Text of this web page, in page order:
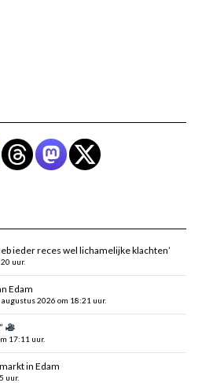
ieder reces wel lichamelijke klachten’
uur.
Edam
2026 om 18:21 uur.
17:11 uur.
in Edam
uur.